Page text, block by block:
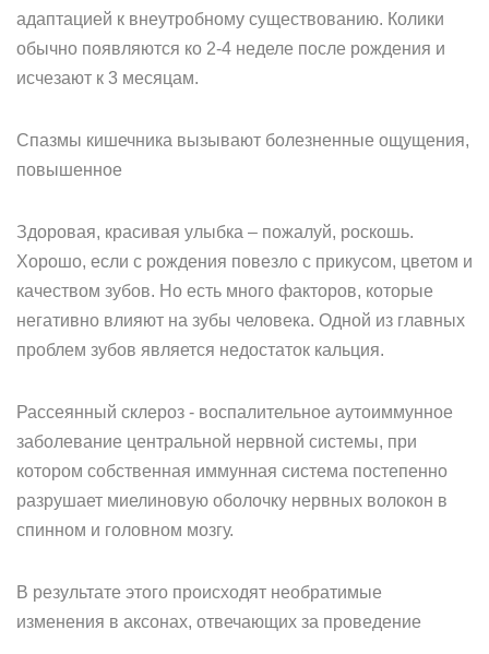
адаптацией к внеутробному существованию. Колики
обычно появляются ко 2-4 неделе после рождения и
исчезают к 3 месяцам.
Спазмы кишечника вызывают болезненные ощущения,
повышенное
Здоровая, красивая улыбка – пожалуй, роскошь.
Хорошо, если с рождения повезло с прикусом, цветом и
качеством зубов. Но есть много факторов, которые
негативно влияют на зубы человека. Одной из главных
проблем зубов является недостаток кальция.
Рассеянный склероз - воспалительное аутоиммунное
заболевание центральной нервной системы, при
котором собственная иммунная система постепенно
разрушает миелиновую оболочку нервных волокон в
спинном и головном мозгу.
В результате этого происходят необратимые
изменения в аксонах, отвечающих за проведение